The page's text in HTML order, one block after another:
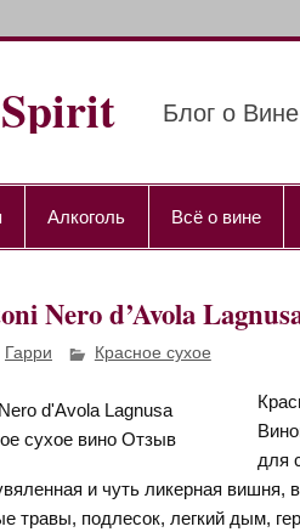
Блог о
Алкоголь Всё о вине
Nero d’Avola
Гарри Красное сухое
для
и чуть ликерная
травы, подлесок, легкий дым,